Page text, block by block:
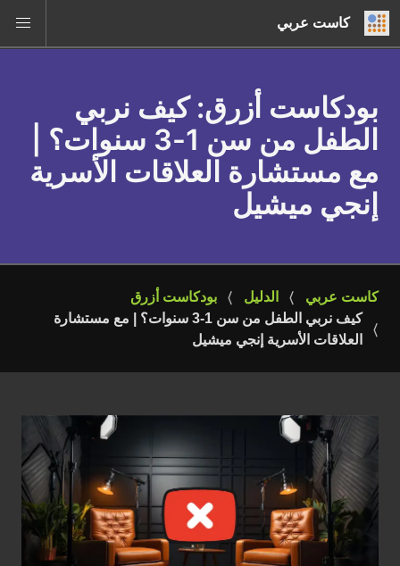
كاست عربي
بودكاست أزرق: كيف نربي
الطفل من سن 1-3 سنوات؟ |
مع مستشارة العلاقات الأسرية
إنجي ميشيل
كاست عربي الدليل
بودكاست أزرق
كيف نربي الطفل من سن 1-3 سنوات؟ | مع مستشارة
العلاقات الأسرية إنجي ميشيل